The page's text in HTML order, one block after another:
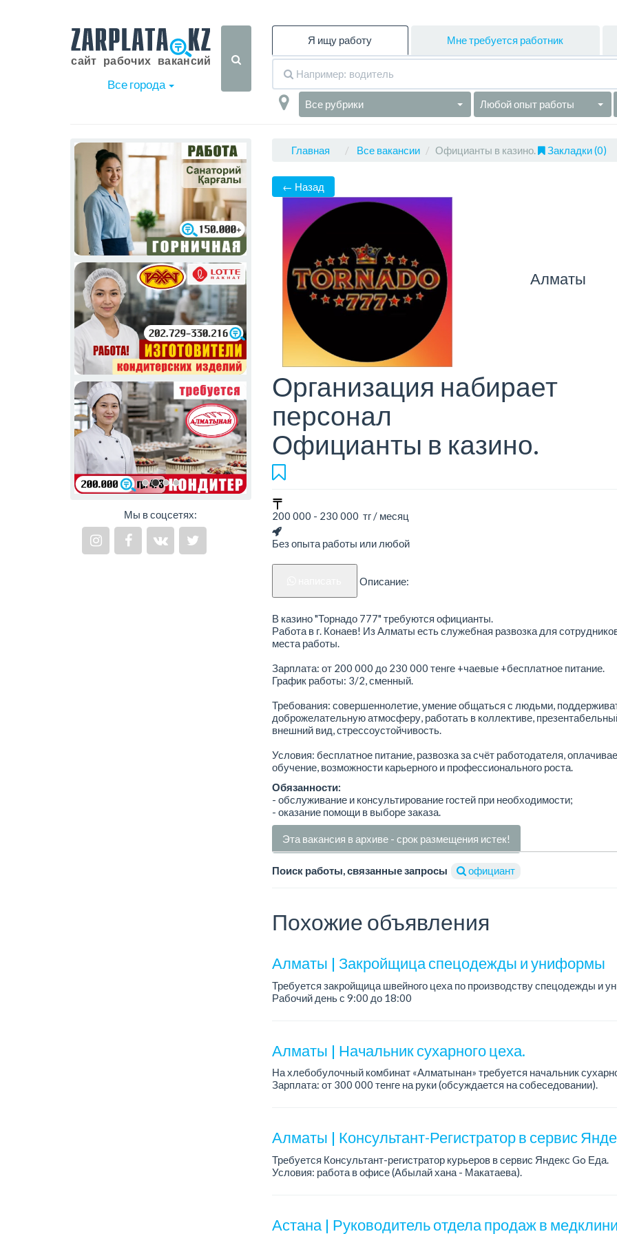
Все города
Я ищу работу Мне требуется работник
Все рубрики Любой опыт работы
Мы в соцсетях:
Главная Все вакансии Официанты в казино. Закладки (0)
← Назад
Алматы
Организация набирает
персонал
Официанты в казино.
200 000 - 230 000 тг / месяц
Без опыта работы или любой
Описание:
В казино "Торнадо 777" требуются официанты.
Работа в г. Конаев! Из Алматы есть служебная развозка для
места работы.
Зарплата: от 200 000 до 230 000 тенге +чаевые +бесплатное питание.
График работы: 3/2, сменный.
Требования: совершеннолетие, умение общаться с людьми,
доброжелательную атмосферу, работать в коллективе,
внешний вид, стрессоустойчивость.
Условия: бесплатное питание, развозка за счёт работодателя,
обучение, возможности карьерного и профессионального роста.
Обязанности:
- обслуживание и консультирование гостей при необходимости;
- оказание помощи в выборе заказа.
Эта вакансия в архиве - срок размещения истек!
Поиск работы, связанные запросы официант
Похожие объявления
Алматы | Закройщица спецодежды и униформы
Требуется закройщица швейного цеха по производству спецодежды и
Рабочий день с 9:00 до 18:00
Алматы | Начальник сухарного цеха.
На хлебобулочный комбинат «Алматынан» требуется начальник
Зарплата: от 300 000 тенге на руки (обсуждается на собеседовании).
Алматы | Консультант-Регистратор в сервис
Требуется Консультант-регистратор курьеров в сервис Яндекс Go Еда.
Условия: работа в офисе (Абылай хана - Макатаева).
Астана | Руководитель отдела продаж в